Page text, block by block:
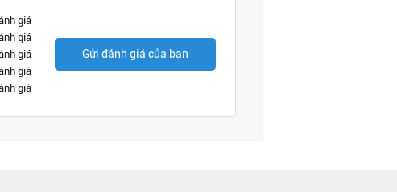
giá
giá
giá
giá
giá
Gửi đánh giá của bạn